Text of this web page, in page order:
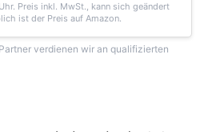
. Preis inkl. MwSt., kann sich geändert
ist der Preis auf Amazon.
verdienen wir an qualifizierten